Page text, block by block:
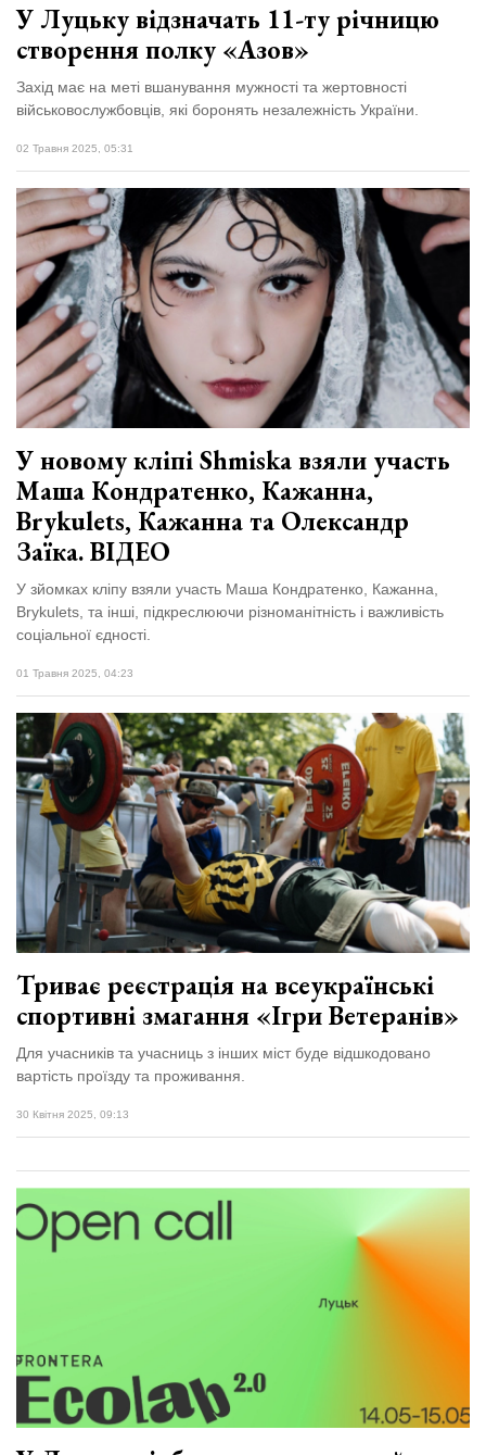
У Луцьку відзначать 11-ту річницю
створення полку «Азов»
Захід має на меті вшанування мужності та жертовності
військовослужбовців, які боронять незалежність України.
02 Травня 2025, 05:31
У новому кліпі Shmiska взяли участь
Маша Кондратенко, Кажанна,
Brykulets, Кажанна та Олександр
Заїка. ВІДЕО
У зйомках кліпу взяли участь Маша Кондратенко, Кажанна,
Brykulets, та інші, підкреслюючи різноманітність і важливість
соціальної єдності.
01 Травня 2025, 04:23
Триває реєстрація на всеукраїнські
спортивні змагання «Ігри Ветеранів»
Для учасників та учасниць з інших міст буде відшкодовано
вартість проїзду та проживання.
30 Квітня 2025, 09:13